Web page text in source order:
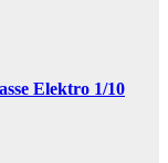
Elektro 1/10